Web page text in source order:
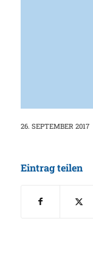
26. SEPTEMBER 2017
Eintrag teilen